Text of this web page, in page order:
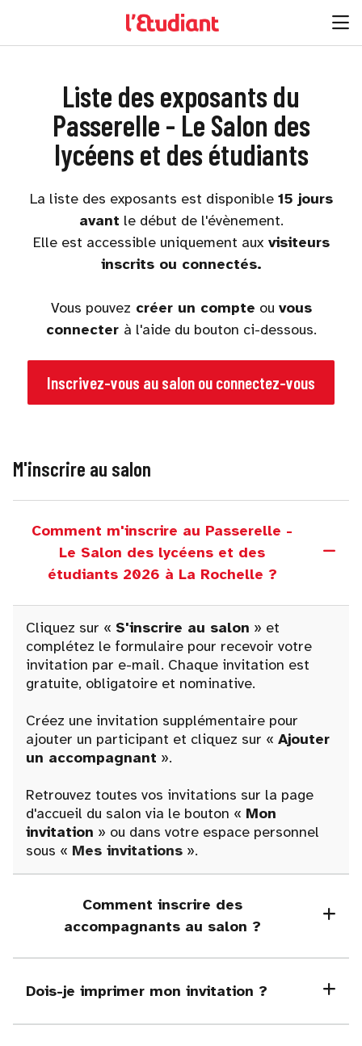
Liste des exposants du
Passerelle - Le Salon des
lycéens et des étudiants
La liste des exposants est disponible 15 jours
avant le début de l'évènement.
Elle est accessible uniquement auxvisiteurs
inscrits ou connectés.
Vous pouvez créer un compte ou vous
connecter à l'aide du bouton ci-dessous.
Inscrivez-vous au salon ou connectez-vous
M'inscrire au salon
Comment m'inscrire au Passerelle -
Le Salon des lycéens et des
étudiants 2026 à La Rochelle ?
Cliquez sur « S'inscrire au salon » et
complétez le formulaire pour recevoir votre
invitation par e-mail. Chaque invitation est
gratuite, obligatoire et nominative.
Créez une invitation supplémentaire pour
ajouter un participant et cliquez sur « Ajouter
un accompagnant ».
Retrouvez toutes vos invitations sur la page
d'accueil du salon via le bouton « Mon
invitation » ou dans votre espace personnel
sous « Mes invitations ».
Comment inscrire des
accompagnants au salon ?
Dois-je imprimer mon invitation ?